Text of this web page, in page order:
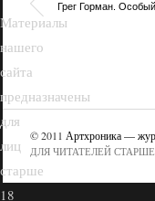
Грег Горман.
© 2011 Артхроника —
ДЛЯ ЧИТАТЕЛЕЙ СТАРШЕ
Материалы
нашего
сайта
предназначены
для
лиц
старше
18